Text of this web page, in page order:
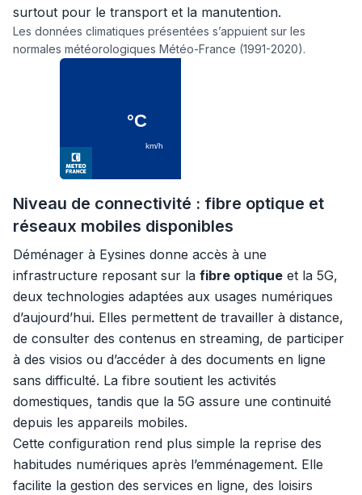
surtout pour le transport et la manutention.
Les données climatiques présentées s’appuient sur les
normales météorologiques Météo-France (1991-2020).
Niveau de connectivité : fibre optique et
réseaux mobiles disponibles
Déménager à Eysines donne accès à une
infrastructure reposant sur la fibre optique et la 5G,
deux technologies adaptées aux usages numériques
d’aujourd’hui. Elles permettent de travailler à distance,
de consulter des contenus en streaming, de participer
à des visios ou d’accéder à des documents en ligne
sans difficulté. La fibre soutient les activités
domestiques, tandis que la 5G assure une continuité
depuis les appareils mobiles.
Cette configuration rend plus simple la reprise des
habitudes numériques après l’emménagement. Elle
facilite la gestion des services en ligne, des loisirs